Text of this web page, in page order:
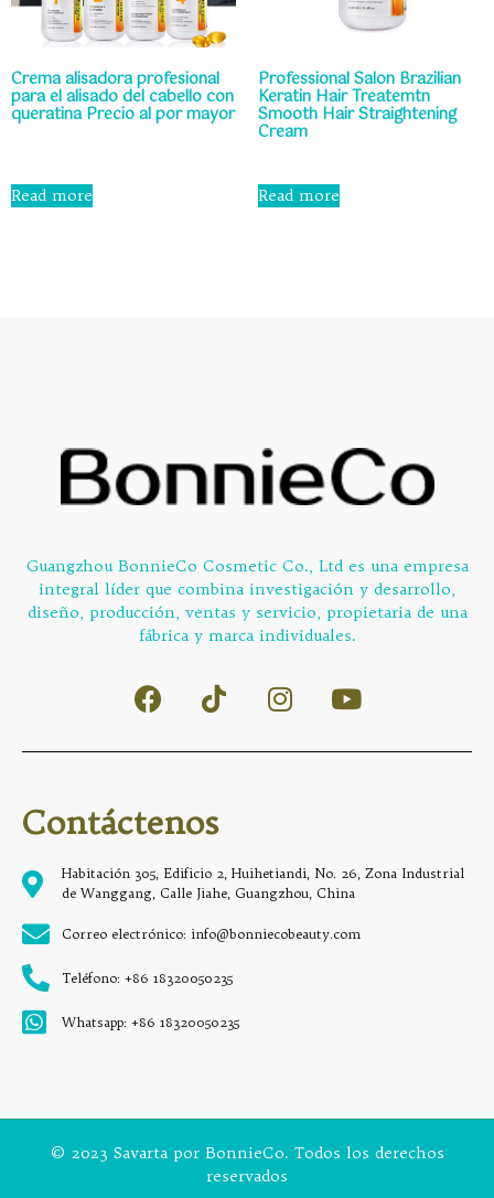
Crema alisadora profesional
para el alisado del cabello con
queratina Precio al por mayor
out
of
5
Read more
Professional Salon Brazilian
Keratin Hair Treatemtn
Smooth Hair Straightening
Cream
0
out
Read more
Guangzhou BonnieCo Cosmetic Co., Ltd es una empresa
integral líder que combina investigación y desarrollo,
diseño, producción, ventas y servicio, propietaria de una
fábrica y marca individuales.
Contáctenos
Habitación 305, Edificio 2, Huihetiandi, No. 26, Zona Industrial
de Wanggang, Calle Jiahe, Guangzhou, China
Correo electrónico: info@bonniecobeauty.com
Teléfono: +86 18320050235
Whatsapp: +86 18320050235
© 2023 Savarta por BonnieCo. Todos los derechos
reservados